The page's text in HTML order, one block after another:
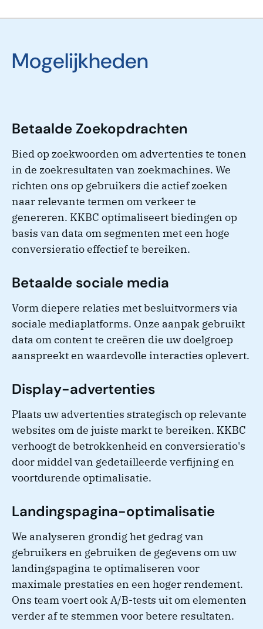
Mogelijkheden
Betaalde Zoekopdrachten
Bied op zoekwoorden om advertenties te tonen
in de zoekresultaten van zoekmachines. We
richten ons op gebruikers die actief zoeken
naar relevante termen om verkeer te
genereren. KKBC optimaliseert biedingen op
basis van data om segmenten met een hoge
conversieratio effectief te bereiken.
Betaalde sociale media
Vorm diepere relaties met besluitvormers via
sociale mediaplatforms. Onze aanpak gebruikt
data om content te creëren die uw doelgroep
aanspreekt en waardevolle interacties oplevert.
Display-advertenties
Plaats uw advertenties strategisch op relevante
websites om de juiste markt te bereiken. KKBC
verhoogt de betrokkenheid en conversieratio's
door middel van gedetailleerde verfijning en
voortdurende optimalisatie.
Landingspagina-optimalisatie
We analyseren grondig het gedrag van
gebruikers en gebruiken de gegevens om uw
landingspagina te optimaliseren voor
maximale prestaties en een hoger rendement.
Ons team voert ook A/B-tests uit om elementen
verder af te stemmen voor betere resultaten.